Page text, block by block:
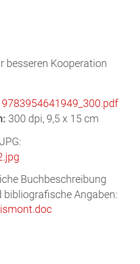
besseren Kooperation
9783954641949_300.pdf
300 dpi, 9,5 x 15 cm
Buchbeschreibung
Angaben: